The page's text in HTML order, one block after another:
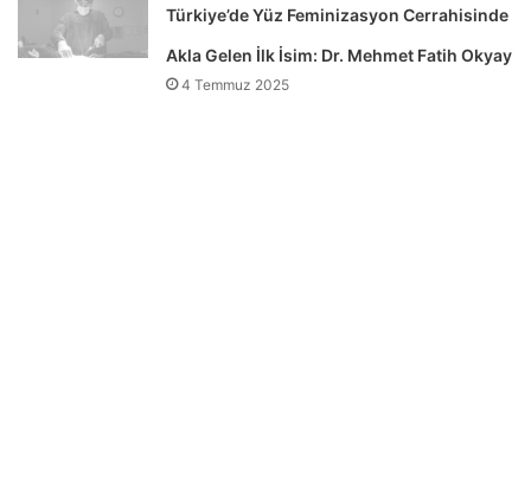
Türkiye’de Yüz Feminizasyon Cerrahisinde
Akla Gelen İlk İsim: Dr. Mehmet Fatih Okyay
4 Temmuz 2025